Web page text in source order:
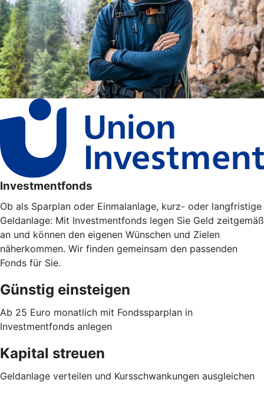
Investmentfonds
Ob als Sparplan oder Einmalanlage, kurz- oder langfristige
Geldanlage: Mit Investmentfonds legen Sie Geld zeitgemäß
an und können den eigenen Wünschen und Zielen
näherkommen. Wir finden gemeinsam den passenden
Fonds für Sie.
Günstig einsteigen
Ab 25 Euro monatlich mit Fondssparplan in
Investmentfonds anlegen
Kapital streuen
Geldanlage verteilen und Kursschwankungen ausgleichen